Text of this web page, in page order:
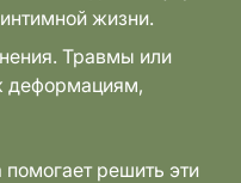
жизни.
Травмы или
деформациям,
решить эти